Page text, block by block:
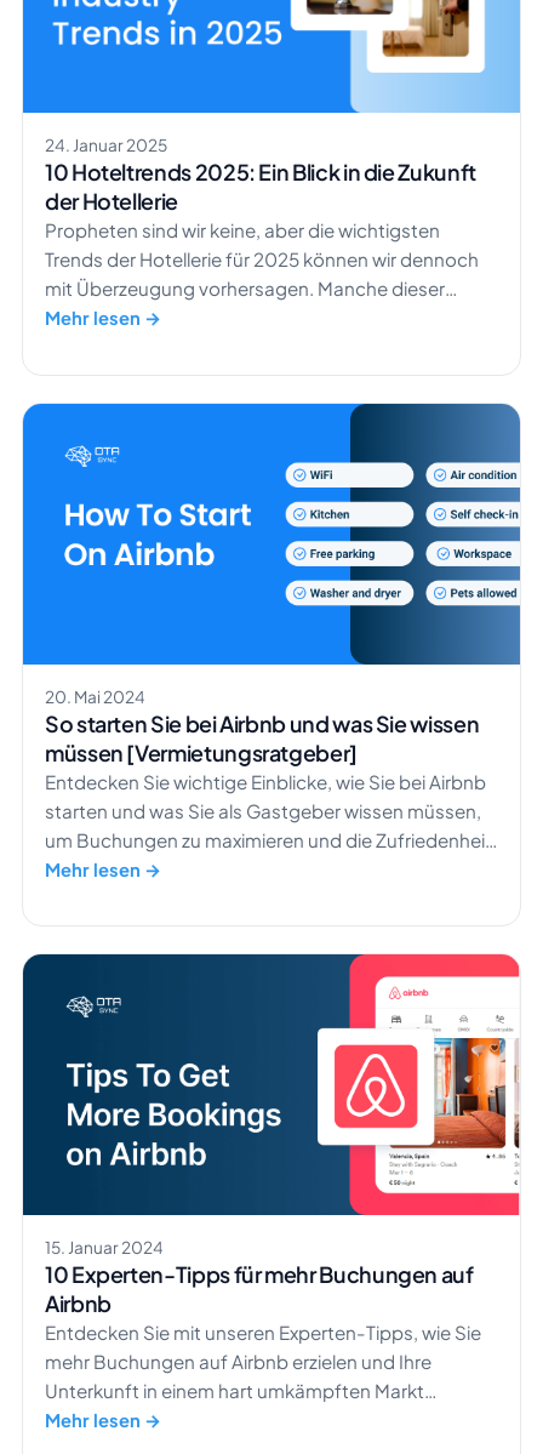
24. Januar 2025
10 Hoteltrends 2025: Ein Blick in die Zukunft
der Hotellerie
Propheten sind wir keine, aber die wichtigsten
Trends der Hotellerie für 2025 können wir dennoch
mit Überzeugung vorhersagen. Manche dieser
Entwicklungen haben sich bereits 2024
sind Ihnen sicher schon begegnet. Und ja, künstliche
Intelligenz ist derzeit in aller Munde. Vielleicht haben
Mehr lesen →
20. Mai 2024
So starten Sie bei Airbnb und was Sie wissen
müssen [Vermietungsratgeber]
Entdecken Sie wichtige Einblicke, wie Sie bei Airbnb
starten und was Sie als Gastgeber wissen müssen,
um Buchungen zu maximieren und die Zufriedenheit
Ihrer Gäste sicherzustellen.
Mehr lesen →
15. Januar 2024
10 Experten-Tipps für mehr Buchungen auf
Airbnb
Entdecken Sie mit unseren Experten-Tipps, wie Sie
mehr Buchungen auf Airbnb erzielen und Ihre
Unterkunft in einem hart umkämpften Markt
erfolgreich hervorheben.
Mehr lesen →